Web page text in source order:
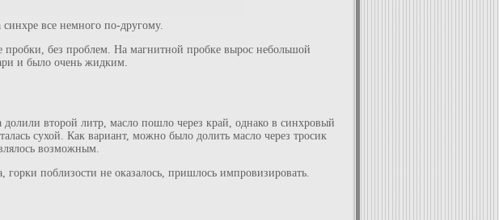
все немного по-другому.
без проблем. На магнитной пробке вырос небольшой
и было очень жидким.
долили второй литр, масло пошло через край, однако в синхровый
сухой. Как вариант, можно было долить масло через тросик
возможным.
поблизости не оказалось, пришлось импровизировать.